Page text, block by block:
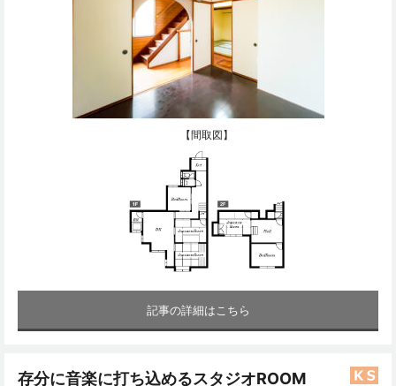
【間取図】
記事の詳細はこちら
存分に音楽に打ち込めるスタジオROOM